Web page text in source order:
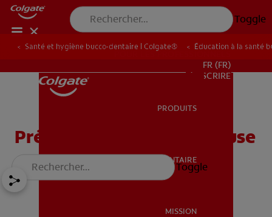
Toggle
SANTÉ BUCCO-DENTAIRE
POUR LES PROFESSIONNELS
FR (FR)
S’INSCRIRE
PRODUITS
SANTÉ BUCCO-DENTAIRE
MISSION
Toggle
Santé et hygiène bucco-dentaire | Colgate® Éducation à la santé
Prévenir la maladie carieuse